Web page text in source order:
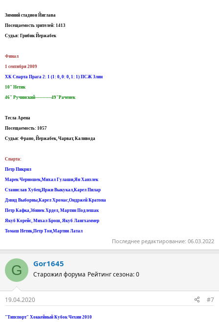
Зимний стадион Йиглава
Посещаемость зрителей: 1413
Судья: Грибик Йержабек
Финал
1 сентября 2009
ХК Спарта Прага 2: 1 (1: 0, 0: 0, 1: 1) ПСЖ Злин
10" Нетик
46" Ручинский-----------49"Раченек
Тесла Арена
Посещаемость: 1057
Судьи: Франо, Йержабек, Чарват, Каливода
Спарта:
Петр Пикрил
Марек Черношек,Михал Гулаши,Ян Ханзлек
Станислав Хубец,Иржи Выкукал,Карел Пилар
Дэвид Выборны,Карел Хромас,Ондржей Кратона
Петр Кафка,Збинек Хрдел, Мартин Подлешак
Якуб Корейс, Михал Брош, Якуб Лангхаммер
Toмаш Нетик,Петр Тон,Мартин Латал
Последнее редактирование: 06.03.2022
G Gor1645
Старожил форума Рейтинг сезона: 0
19.04.2020 #7
"Типспорт" Хоккейный Кубок Чехии 2010